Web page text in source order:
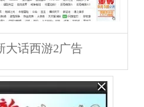
大话西游2广告